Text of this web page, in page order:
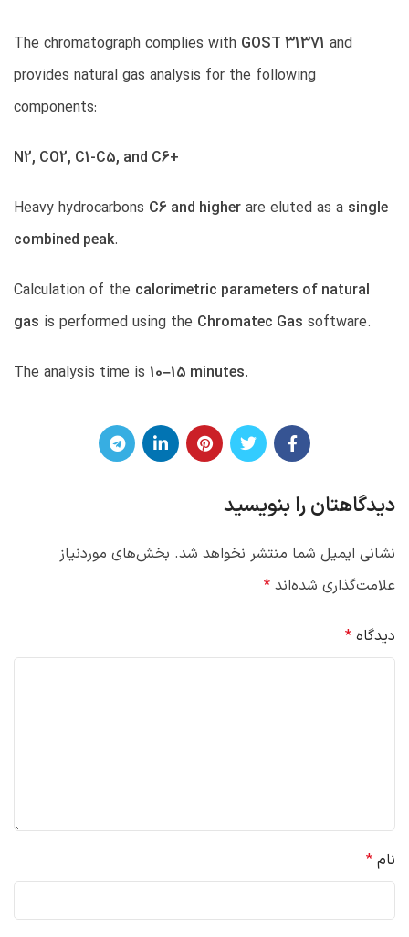
The chromatograph complies with GOST 31371 and
provides natural gas analysis for the following
components:
N2, CO2, C1-C5, and C6+
Heavy hydrocarbons C6 and higher are eluted as a single
combined peak.
Calculation of the calorimetric parameters of natural
gas is performed using the Chromatec Gas software.
The analysis time is 10–15 minutes.
دیدگاهتان را بنویسید
نشانی ایمیل شما منتشر نخواهد شد. بخش‌های موردنیاز
علامت‌گذاری شده‌اند *
دیدگاه *
نام *